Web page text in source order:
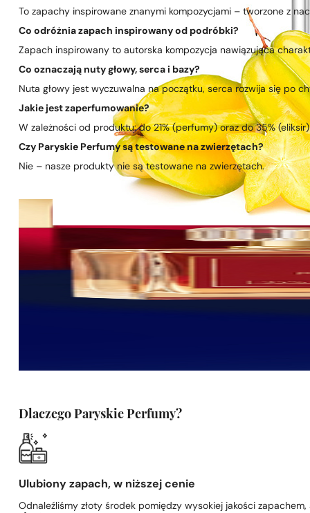
To zapachy inspirowane znanymi kompozycjami – tworzone z
Co odróżnia zapach inspirowany od podróbki?
Zapach inspirowany to autorska kompozycja nawiązująca
Co oznaczają nuty głowy, serca i bazy?
Nuta głowy jest wyczuwalna na początku, serca rozwija się po
Jakie jest zaperfumowanie?
W zależności od produktu: do 21% (perfumy) oraz do 35%
Czy Paryskie Perfumy są testowane na zwierzętach?
Nie – nasze produkty nie są testowane na zwierzętach.
Dlaczego Paryskie Perfumy?
Ulubiony zapach, w niższej cenie
Odnaleźliśmy złoty środek pomiędzy wysokiej jakości